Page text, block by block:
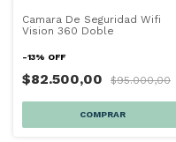
Camara De Seguridad Wifi
Vision 360 Doble
-13% OFF
$82.500,00 $95.000,00